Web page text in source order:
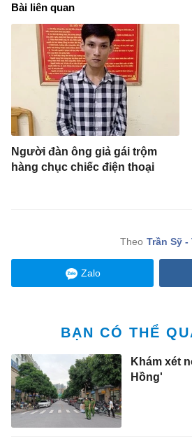
Bài liên quan
Người đàn ông giả gái trộm
hàng chục chiếc điện thoại
Trần Sỹ
Zalo
BẠN CÓ THỂ
Khám xét
Hồng'